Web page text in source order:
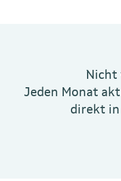
Nicht
Jeden Monat
direkt in